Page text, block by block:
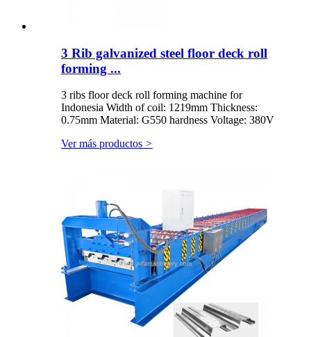
3 Rib galvanized steel floor deck roll
forming ...
3 ribs floor deck roll forming machine for
Indonesia Width of coil: 1219mm Thickness:
0.75mm Material: G550 hardness Voltage: 380V
Ver más productos >